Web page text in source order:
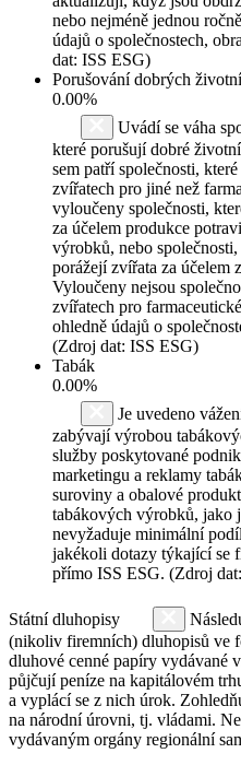
nebo nejméně jednou
údajů o společnostech,
dat: ISS ESG)
Porušování dobrých
0.00%
Uvádí se váha
které porušují dobré
sem patří společnosti,
zvířatech pro jiné než
vyloučeny společnosti,
za účelem produkce
výrobků, nebo
porážejí zvířata za účelem
Vyloučeny nejsou
zvířatech pro
ohledně údajů o
(Zdroj dat: ISS ESG)
Tabák
0.00%
Je uvedeno
zabývají výrobou
služby poskytované
marketingu a reklamy
suroviny a obalové
tabákových výrobků, jako
nevyžaduje minimální
jakékoli dotazy týkající se
přímo ISS ESG. (Zdroj
Státní dluhopisy
(nikoliv firemních) dluhopisů ve
dluhové cenné papíry vydávané
půjčují peníze na kapitálovém
a vyplácí se z nich úrok.
na národní úrovni, tj. vládami.
vydávaným orgány regionální